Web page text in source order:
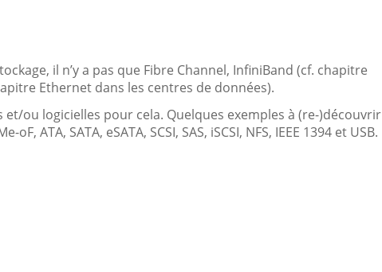
il n’y a pas que Fibre Channel, InfiniBand (cf. chapitre
Ethernet dans les centres de données).
ou logicielles pour cela. Quelques exemples à (re-)découvrir
ATA, SATA, eSATA, SCSI, SAS, iSCSI, NFS, IEEE 1394 et USB.